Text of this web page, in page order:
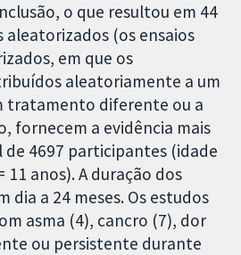
o que resultou em 44
(os ensaios
em que os
aleatoriamente a um
tratamento diferente ou a
fornecem a evidência mais
4697 participantes (idade
11 anos). A duração dos
dia a 24 meses. Os estudos
asma (4), cancro (7), dor
ou persistente durante